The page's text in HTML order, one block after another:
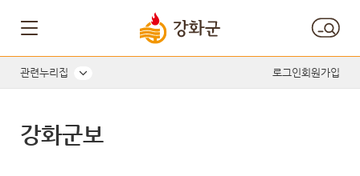
관련누리집 로그인회원가입
강화군보